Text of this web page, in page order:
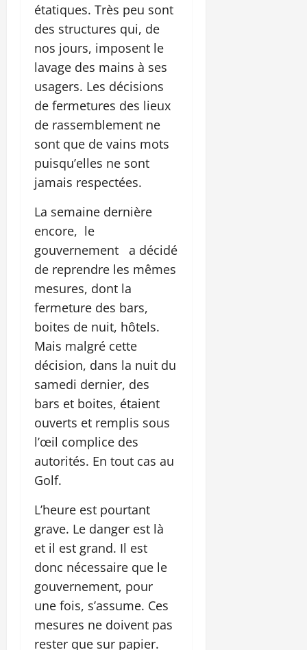
étatiques. Très peu sont
des structures qui, de
nos jours, imposent le
lavage des mains à ses
usagers. Les décisions
de fermetures des lieux
de rassemblement ne
sont que de vains mots
puisqu’elles ne sont
jamais respectées.
La semaine dernière
encore, le
gouvernement a décidé
de reprendre les mêmes
mesures, dont la
fermeture des bars,
boites de nuit, hôtels.
Mais malgré cette
décision, dans la nuit du
samedi dernier, des
bars et boites, étaient
ouverts et remplis sous
l’œil complice des
autorités. En tout cas au
Golf.
L’heure est pourtant
grave. Le danger est là
et il est grand. Il est
donc nécessaire que le
gouvernement, pour
une fois, s’assume. Ces
mesures ne doivent pas
rester que sur papier.